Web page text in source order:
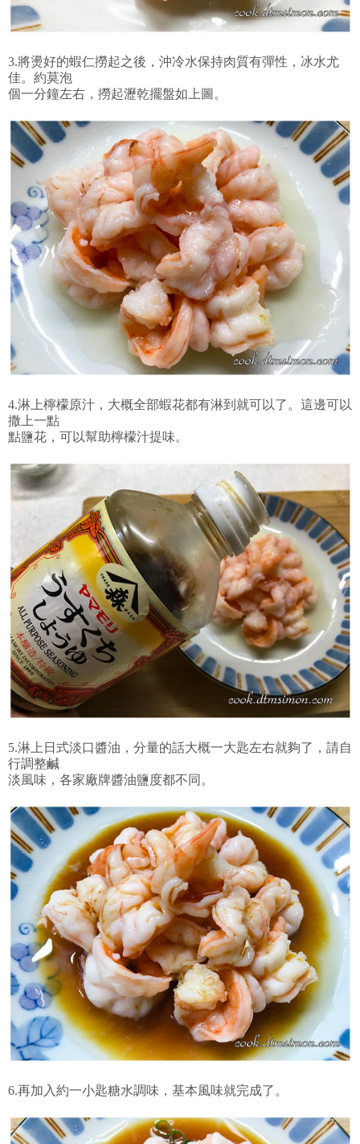
3.將燙好的蝦仁撈起之後，沖冷水保持肉質有彈性，冰水尤
佳。約莫泡
個一分鐘左右，撈起瀝乾擺盤如上圖。
4.淋上檸檬原汁，大概全部蝦花都有淋到就可以了。這邊可以
撒上一點
點鹽花，可以幫助檸檬汁提味。
5.淋上日式淡口醬油，分量的話大概一大匙左右就夠了，請自
行調整鹹
淡風味，各家廠牌醬油鹽度都不同。
6.再加入約一小匙糖水調味，基本風味就完成了。